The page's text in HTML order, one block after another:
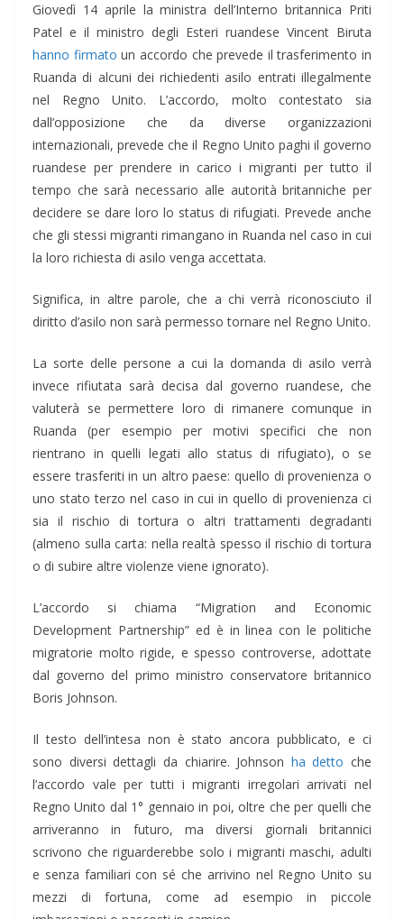
Giovedì 14 aprile la ministra dell’Interno britannica Priti
Patel e il ministro degli Esteri ruandese Vincent Biruta
hanno firmato un accordo che prevede il trasferimento in
Ruanda di alcuni dei richiedenti asilo entrati illegalmente
nel Regno Unito. L’accordo, molto contestato sia
dall’opposizione che da diverse organizzazioni
internazionali, prevede che il Regno Unito paghi il governo
ruandese per prendere in carico i migranti per tutto il
tempo che sarà necessario alle autorità britanniche per
decidere se dare loro lo status di rifugiati. Prevede anche
che gli stessi migranti rimangano in Ruanda nel caso in cui
la loro richiesta di asilo venga accettata.
Significa, in altre parole, che a chi verrà riconosciuto il
diritto d’asilo non sarà permesso tornare nel Regno Unito.
La sorte delle persone a cui la domanda di asilo verrà
invece rifiutata sarà decisa dal governo ruandese, che
valuterà se permettere loro di rimanere comunque in
Ruanda (per esempio per motivi specifici che non
rientrano in quelli legati allo status di rifugiato), o se
essere trasferiti in un altro paese: quello di provenienza o
uno stato terzo nel caso in cui in quello di provenienza ci
sia il rischio di tortura o altri trattamenti degradanti
(almeno sulla carta: nella realtà spesso il rischio di tortura
o di subire altre violenze viene ignorato).
L’accordo si chiama “Migration and Economic
Development Partnership” ed è in linea con le politiche
migratorie molto rigide, e spesso controverse, adottate
dal governo del primo ministro conservatore britannico
Boris Johnson.
Il testo dell’intesa non è stato ancora pubblicato, e ci
sono diversi dettagli da chiarire. Johnson ha detto che
l’accordo vale per tutti i migranti irregolari arrivati nel
Regno Unito dal 1° gennaio in poi, oltre che per quelli che
arriveranno in futuro, ma diversi giornali britannici
scrivono che riguarderebbe solo i migranti maschi, adulti
e senza familiari con sé che arrivino nel Regno Unito su
mezzi di fortuna, come ad esempio in piccole